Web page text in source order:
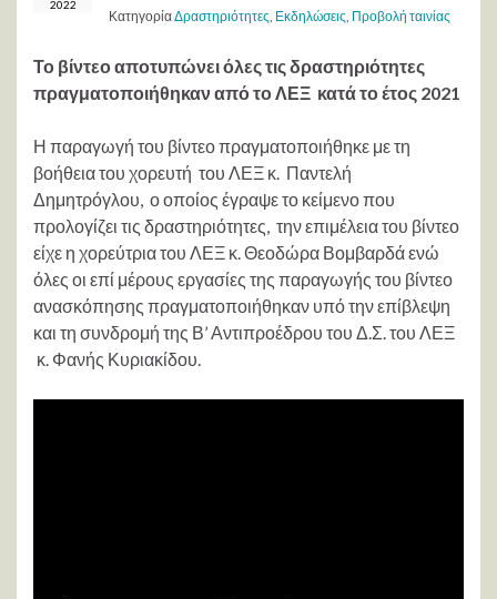
2022
ΚατηγορίαΔραστηριότητες, Εκδηλώσεις, Προβολή ταινίας
Το βίντεο αποτυπώνει όλες τις δραστηριότητες
πραγματοποιήθηκαν από το ΛΕΞ κατά το έτος 2021
Η παραγωγή του βίντεο πραγματοποιήθηκε με τη
βοήθεια του χορευτή του ΛΕΞ κ. Παντελή
Δημητρόγλου, ο οποίος έγραψε το κείμενο που
προλογίζει τις δραστηριότητες, την επιμέλεια του βίντεο
είχε η χορεύτρια του ΛΕΞ κ. Θεοδώρα Βομβαρδά ενώ
όλες οι επί μέρους εργασίες της παραγωγής του βίντεο
ανασκόπησης πραγματοποιήθηκαν υπό την επίβλεψη
και τη συνδρομή της Β’ Αντιπροέδρου του Δ.Σ. του ΛΕΞ
κ. Φανής Κυριακίδου.